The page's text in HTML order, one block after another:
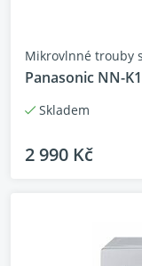
Mikrovlnné trouby
Panasonic NN-
Skladem
2 990 Kč